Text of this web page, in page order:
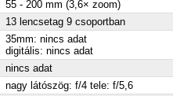
55 - 200 mm (3,6× zoom)
13 lencsetag 9 csoportban
35mm: nincs adat
digitális: nincs adat
nincs adat
nagy látószög: f/4 tele: f/5,6